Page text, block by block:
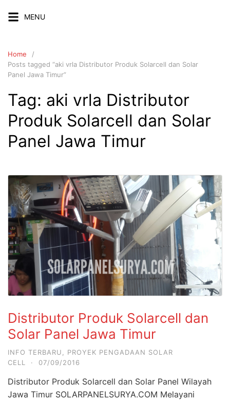
MENU
Home
Posts tagged “aki vrla Distributor Produk Solarcell dan Solar
Panel Jawa Timur”
Tag: aki vrla Distributor
Produk Solarcell dan Solar
Panel Jawa Timur
Distributor Produk Solarcell dan
Solar Panel Jawa Timur
INFO TERBARU
PROYEK PENGADAAN SOLAR
CELL
· 07/09/2016
Distributor Produk Solarcell dan Solar Panel Wilayah
Jawa Timur SOLARPANELSURYA.COM Melayani